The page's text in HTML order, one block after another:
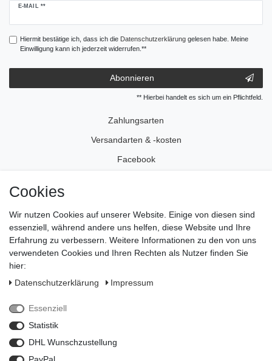
E-MAIL **
Newsletter
Hiermit bestätige ich, dass ich die Daten­schutz­erklärunggelesen habe. Meine
Einwilligung kann ich jederzeit widerrufen.**
Abonnieren
** Hierbei handelt es sich um ein Pflichtfeld.
Zahlungsarten
Versandarten & -kosten
Facebook
Impressum
Daten­schutz­erklärung
AGB
Zahlungsarten
Cookies
Wir nutzen Cookies auf unserer Website. Einige von diesen sind
essenziell, während andere uns helfen, diese Website und Ihre
Erfahrung zu verbessern. Weitere Informationen zu den von uns
verwendeten Cookies und Ihren Rechten als Nutzer finden Sie
hier:
Daten­schutz­erklärung
Impressum
Essenziell
Statistik
DHL Wunschzustellung